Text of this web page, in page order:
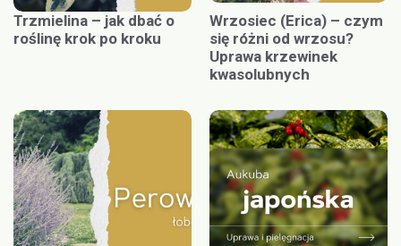
Trzmielina – jak dbać o
roślinę krok po kroku
Wrzosiec (Erica) – czym
się różni od wrzosu?
Uprawa krzewinek
kwasolubnych